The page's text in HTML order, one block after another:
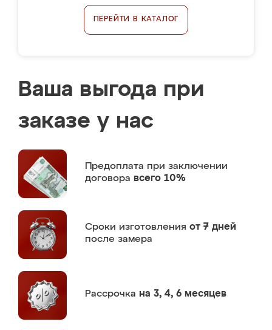
ПЕРЕЙТИ В КАТАЛОГ
Ваша выгода при
заказе у нас
Предоплата при заключении
договора всего 10%
Сроки изготовления от 7 дней
после замера
Рассрочка на 3, 4, 6 месяцев